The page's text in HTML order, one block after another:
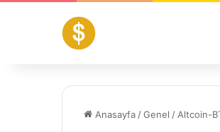
Anasayfa /Genel / Altcoin-